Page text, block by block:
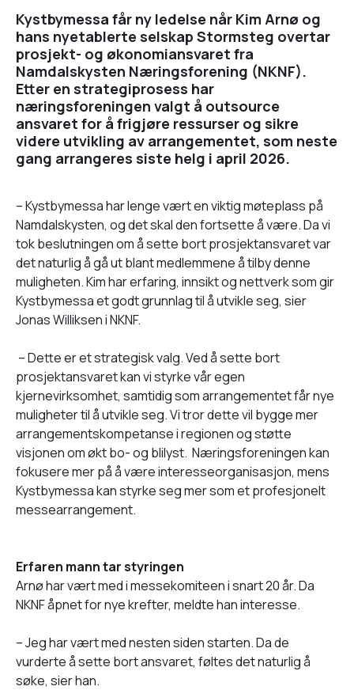
Kystbymessa får ny ledelse når Kim Arnø og
hans nyetablerte selskap Stormsteg overtar
prosjekt- og økonomiansvaret fra
Namdalskysten Næringsforening (NKNF).
Etter en strategiprosess har
næringsforeningen valgt å outsource
ansvaret for å frigjøre ressurser og sikre
videre utvikling av arrangementet, som neste
gang arrangeres siste helg i april 2026.
– Kystbymessa har lenge vært en viktig møteplass på
Namdalskysten, og det skal den fortsette å være. Da vi
tok beslutningen om å sette bort prosjektansvaret var
det naturlig å gå ut blant medlemmene å tilby denne
muligheten. Kim har erfaring, innsikt og nettverk som gir
Kystbymessa et godt grunnlag til å utvikle seg, sier
Jonas Williksen i NKNF.
– Dette er et strategisk valg. Ved å sette bort
prosjektansvaret kan vi styrke vår egen
kjernevirksomhet, samtidig som arrangementet får nye
muligheter til å utvikle seg. Vi tror dette vil bygge mer
arrangementskompetanse i regionen og støtte
visjonen om økt bo- og blilyst. Næringsforeningen kan
fokusere mer på å være interesseorganisasjon, mens
Kystbymessa kan styrke seg mer som et profesjonelt
messearrangement.
Erfaren mann tar styringen
Arnø har vært med i messekomiteen i snart 20 år. Da
NKNF åpnet for nye krefter, meldte han interesse.
– Jeg har vært med nesten siden starten. Da de
vurderte å sette bort ansvaret, føltes det naturlig å
søke, sier han.